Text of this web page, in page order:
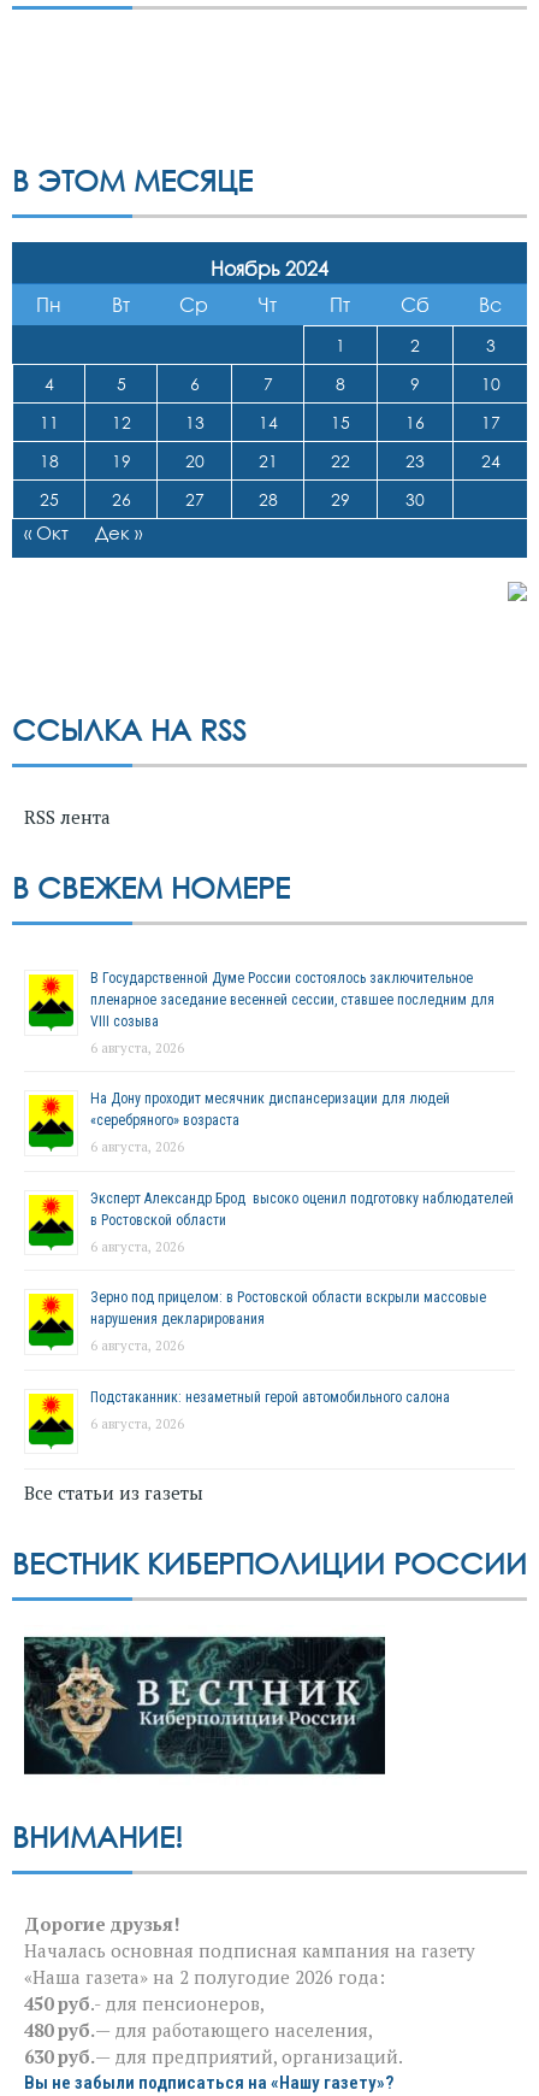
В ЭТОМ МЕСЯЦЕ
Ноябрь 2024
Пн
Вт Ср Чт Пт Сб Вс
1 2
3
4
5 6 7 8 9
10
11
12 13 14 15 16
17
18
19 20 21 22 23
24
25
26 27 28 29 30
« Окт Дек »
ССЫЛКА НА RSS
RSS лента
В СВЕЖЕМ НОМЕРЕ
В Государственной Думе России состоялось заключительное
пленарное заседание весенней сессии, ставшее последним для
VIII созыва
6 августа, 2026
На Дону проходит месячник диспансеризации для людей
«серебряного» возраста
6 августа, 2026
Эксперт Александр Брод высоко оценил подготовку наблюдателей
в Ростовской области
6 августа, 2026
Зерно под прицелом: в Ростовской области вскрыли массовые
нарушения декларирования
6 августа, 2026
Подстаканник: незаметный герой автомобильного салона
6 августа, 2026
Все статьи из газеты
ВЕСТНИК КИБЕРПОЛИЦИИ РОССИИ
ВНИМАНИЕ!
Дорогие друзья!
Началась основная подписная кампания на газету
«Наша газета» на 2 полугодие 2026 года:
450 руб.- для пенсионеров,
480 руб.— для работающего населения,
630 руб.— для предприятий, организаций.
Вы не забыли подписаться на «Нашу газету»?